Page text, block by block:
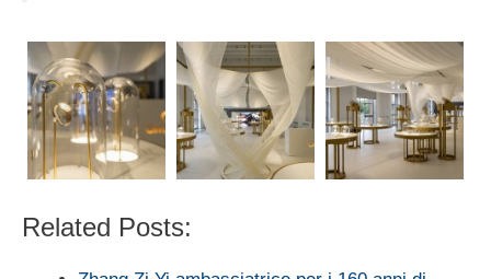
Related Posts: